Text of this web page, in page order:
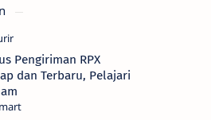
Pengiriman RPX
dan Terbaru, Pelajari